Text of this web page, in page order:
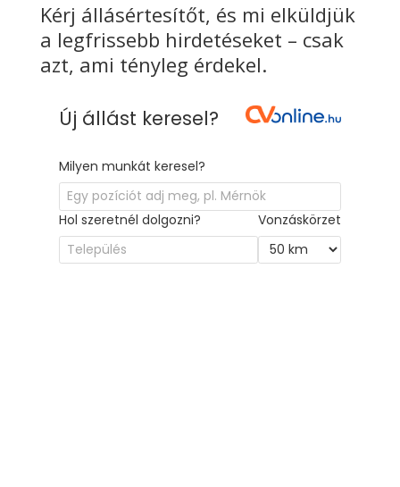
Kérj állásértesítőt, és mi elküldjük
a legfrissebb hirdetéseket – csak
azt, ami tényleg érdekel.